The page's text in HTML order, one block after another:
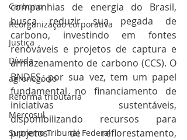
Carbono
Reorganização corporativa
Justiça
Dívida
agronegócio
Reforma tributária
Mercosul
Supremo Tribunal Federal
companhias de energia do Brasil,
busca reduzir sua pegada de
carbono, investindo em fontes
renováveis e projetos de captura e
armazenamento de carbono (CCS). O
BNDES, por sua vez, tem um papel
fundamental no financiamento de
iniciativas sustentáveis,
disponibilizando recursos para
projetos de reflorestamento,